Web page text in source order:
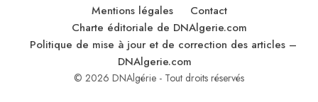
Mentions légales
Contact
Charte éditoriale de DNAlgerie.com
Politique de mise à jour et de correction des articles –
DNAlgerie.com
© 2026 DNAlgérie - Tout droits réservés